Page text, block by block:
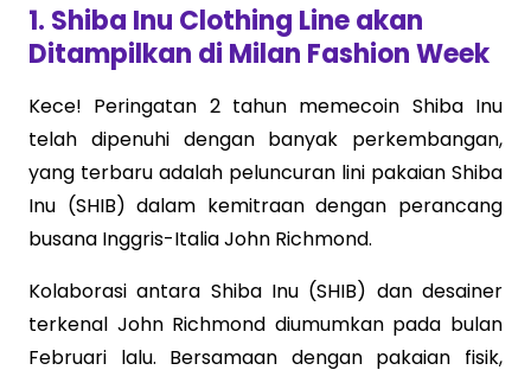
1. Shiba Inu Clothing Line akan
Ditampilkan di Milan Fashion Week
Kece! Peringatan 2 tahun memecoin Shiba Inu
telah dipenuhi dengan banyak perkembangan,
yang terbaru adalah peluncuran lini pakaian Shiba
Inu (SHIB) dalam kemitraan dengan perancang
busana Inggris-Italia John Richmond.
Kolaborasi antara Shiba Inu (SHIB) dan desainer
terkenal John Richmond diumumkan pada bulan
Februari lalu. Bersamaan dengan pakaian fisik,